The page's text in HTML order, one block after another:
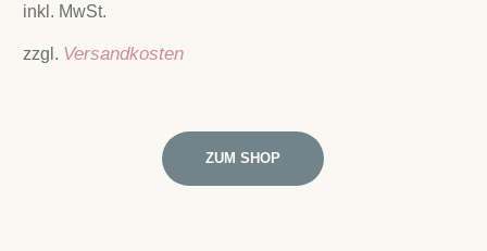
inkl. MwSt.
zzgl. Versandkosten
ZUM SHOP